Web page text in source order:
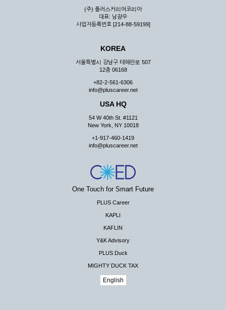
(주) 플러스커리어코리아
대표: 남광우
사업자등록번호 [214-88-59199]
KOREA
서울특별시 강남구 테헤란로 507
12층 06168
+82-2-561-6306
info@pluscareer.net
USA HQ
54 W 40th St. #1121
New York, NY 10018
+1-917-460-1419
info@pluscareer.net
One Touch for Smart Future
PLUS Career
KAPLI
KAFLIN
Y&K Advisory
PLUS Duck
MIGHTY DUCK TAX
English